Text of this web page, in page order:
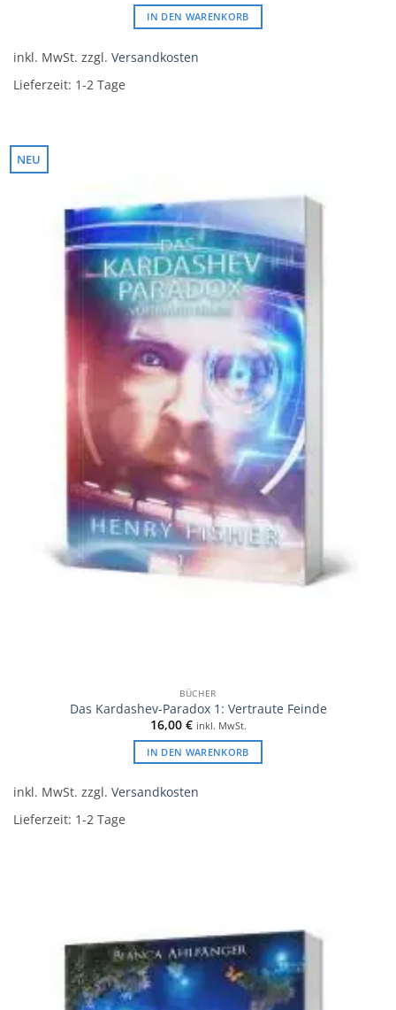
IN DEN WARENKORB
inkl. MwSt. zzgl. Versandkosten
Lieferzeit: 1-2 Tage
NEU
BÜCHER
Das Kardashev-Paradox 1: Vertraute Feinde
16,00 € inkl. MwSt.
IN DEN WARENKORB
inkl. MwSt. zzgl. Versandkosten
Lieferzeit: 1-2 Tage